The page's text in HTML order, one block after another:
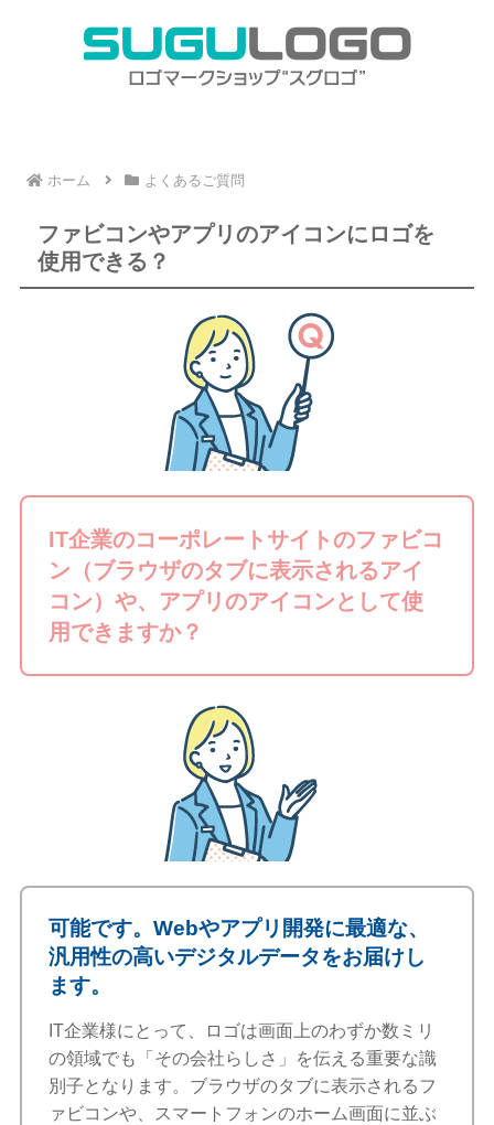
ホーム よくあるご質問
ファビコンやアプリのアイコンにロゴを
使用できる？
IT企業のコーポレートサイトのファビコ
ン（ブラウザのタブに表示されるアイ
コン）や、アプリのアイコンとして使
用できますか？
可能です。Webやアプリ開発に最適な、
汎用性の高いデジタルデータをお届けし
ます。
IT企業様にとって、ロゴは画面上のわずか数ミリ
の領域でも「その会社らしさ」を伝える重要な識
別子となります。ブラウザのタブに表示されるフ
ァビコンや、スマートフォンのホーム画面に並ぶ